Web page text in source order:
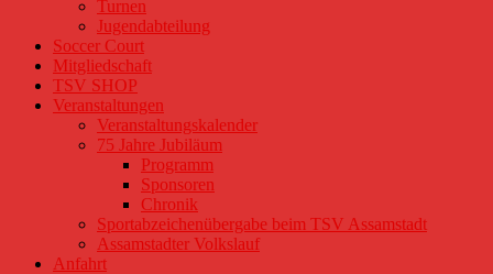
Turnen
Jugendabteilung
Soccer Court
Mitgliedschaft
TSV SHOP
Veranstaltungen
Veranstaltungskalender
75 Jahre Jubiläum
Programm
Sponsoren
Chronik
Sportabzeichenübergabe beim TSV Assamstadt
Assamstadter Volkslauf
Anfahrt